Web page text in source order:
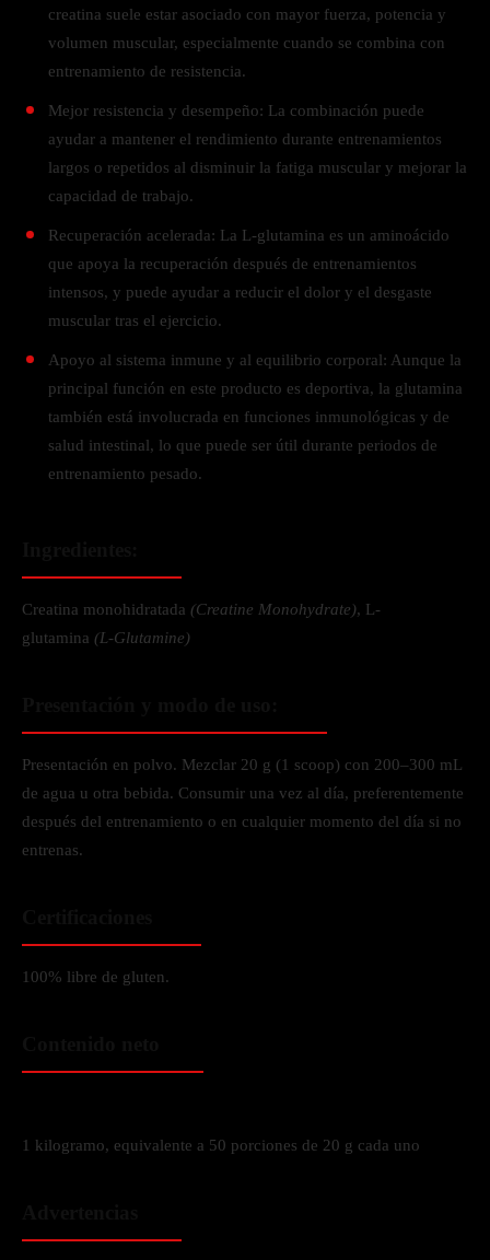
creatina suele estar asociado con mayor fuerza, potencia y
volumen muscular, especialmente cuando se combina con
entrenamiento de resistencia.
Mejor resistencia y desempeño: La combinación puede
ayudar a mantener el rendimiento durante entrenamientos
largos o repetidos al disminuir la fatiga muscular y mejorar la
capacidad de trabajo.
Recuperación acelerada: La L-glutamina es un aminoácido
que apoya la recuperación después de entrenamientos
intensos, y puede ayudar a reducir el dolor y el desgaste
muscular tras el ejercicio.
Apoyo al sistema inmune y al equilibrio corporal: Aunque la
principal función en este producto es deportiva, la glutamina
también está involucrada en funciones inmunológicas y de
salud intestinal, lo que puede ser útil durante periodos de
entrenamiento pesado.
Creatina monohidratada (Creatine Monohydrate), L-
glutamina (L-Glutamine)
Presentación en polvo. Mezclar 20 g (1 scoop) con 200–300 mL
de agua u otra bebida. Consumir una vez al día, preferentemente
después del entrenamiento o en cualquier momento del día si no
entrenas.
100% libre de gluten.
1 kilogramo, equivalente a 50 porciones de 20 g cada uno